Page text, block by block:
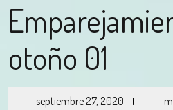
otoño 01
septiembre 27, 2020 |